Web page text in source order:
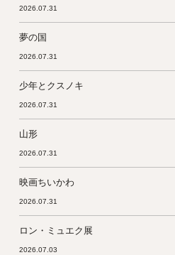
2026.07.31
夢の国
2026.07.31
少年とクスノキ
2026.07.31
山形
2026.07.31
映画ちいかわ
2026.07.31
ロン・ミュエク展
2026.07.03